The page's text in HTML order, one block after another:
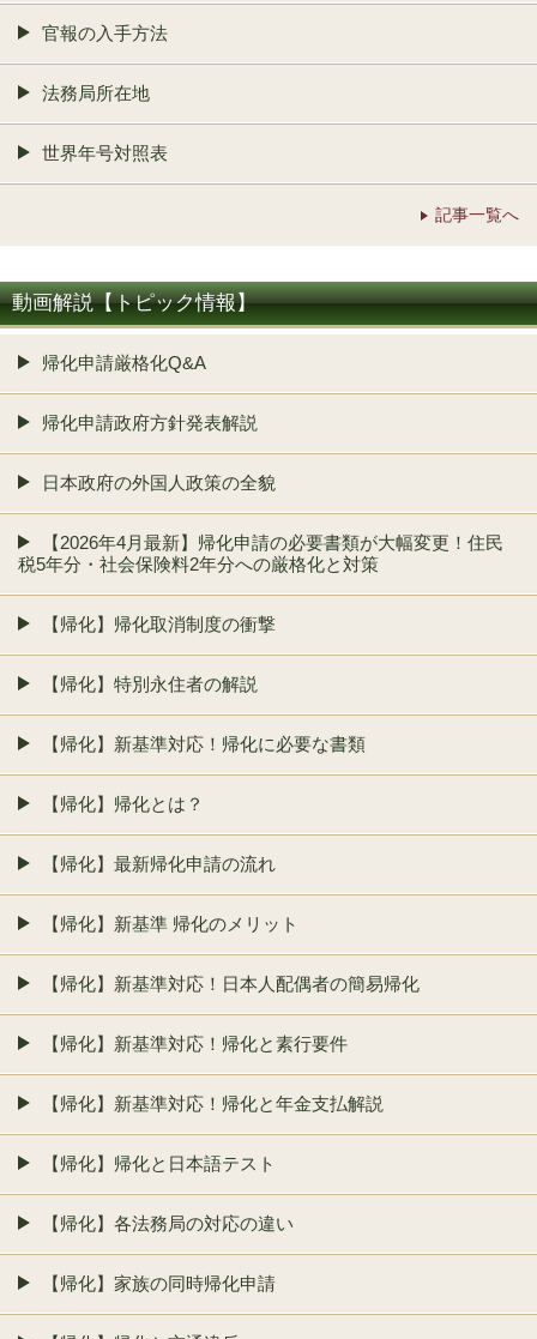
官報の入手方法
法務局所在地
世界年号対照表
記事一覧へ
動画解説【トピック情報】
帰化申請厳格化Q&A
帰化申請政府方針発表解説
日本政府の外国人政策の全貌
【2026年4月最新】帰化申請の必要書類が大幅変更！住民
税5年分・社会保険料2年分への厳格化と対策
【帰化】帰化取消制度の衝撃
【帰化】特別永住者の解説
【帰化】新基準対応！帰化に必要な書類
【帰化】帰化とは？
【帰化】最新帰化申請の流れ
【帰化】新基準 帰化のメリット
【帰化】新基準対応！日本人配偶者の簡易帰化
【帰化】新基準対応！帰化と素行要件
【帰化】新基準対応！帰化と年金支払解説
【帰化】帰化と日本語テスト
【帰化】各法務局の対応の違い
【帰化】家族の同時帰化申請